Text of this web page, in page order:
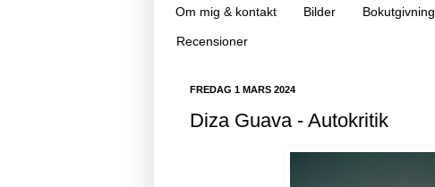
Om mig & kontakt Bilder Bokutgivning
Recensioner
FREDAG 1 MARS 2024
Diza Guava - Autokritik